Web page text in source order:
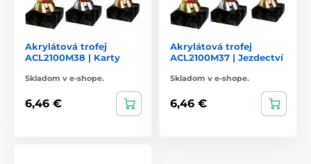
Akrylátová trofej
ACL2100M38 | Karty
Skladom v e-shope.
6,46 €
Akrylátová trofej
ACL2100M37 | Jezdectví
Skladom v e-shope.
6,46 €